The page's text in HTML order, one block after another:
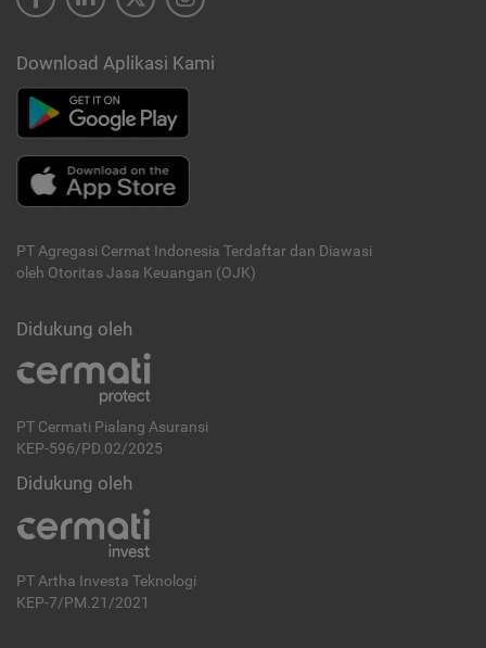
Download Aplikasi Kami
PT Agregasi Cermat Indonesia Terdaftar dan Diawasi
oleh Otoritas Jasa Keuangan (OJK)
Didukung oleh
PT Cermati Pialang Asuransi
KEP-596/PD.02/2025
Didukung oleh
PT Artha Investa Teknologi
KEP-7/PM.21/2021